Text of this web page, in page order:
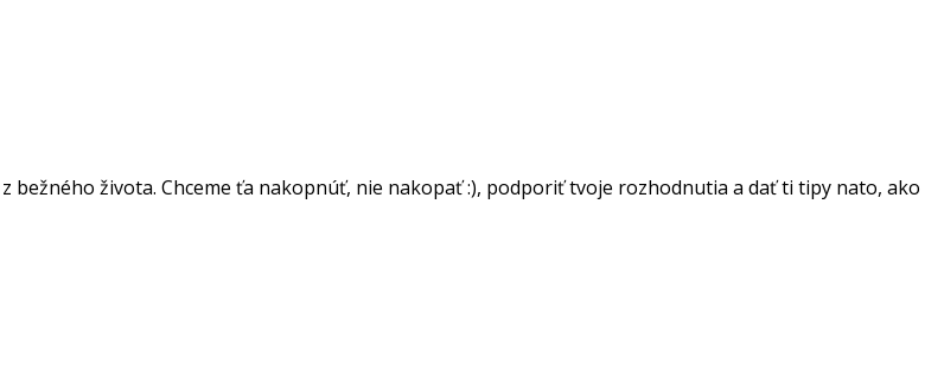
bežného života. Chceme ťa nakopnúť, nie nakopať :), podporiť tvoje rozhodnutia a dať ti tipy nato, ako